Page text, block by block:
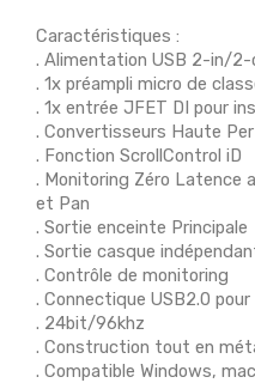
Caractéristiques :
. Alimentation USB 2-in/
. 1x préampli micro de
. 1x entrée JFET DI pour
. Convertisseurs Haute
. Fonction ScrollControl iD
. Monitoring Zéro Latence
et Pan
. Sortie enceinte Principale
. Sortie casque
. Contrôle de monitoring
. Connectique USB2.0
. 24bit/96khz
. Construction tout en
. Compatible Windows,